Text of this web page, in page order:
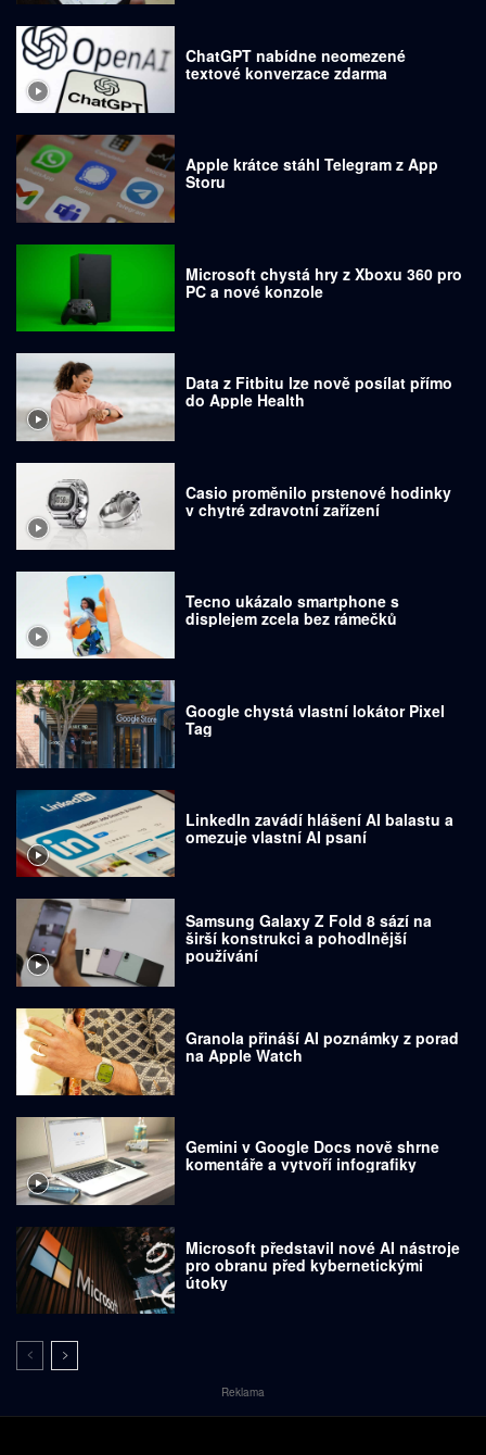
ChatGPT nabídne neomezené
textové konverzace zdarma
Apple krátce stáhl Telegram z App
Storu
Microsoft chystá hry z Xboxu 360 pro
PC a nové konzole
Data z Fitbitu lze nově posílat přímo
do Apple Health
Casio proměnilo prstenové hodinky
v chytré zdravotní zařízení
Tecno ukázalo smartphone s
displejem zcela bez rámečků
Google chystá vlastní lokátor Pixel
Tag
LinkedIn zavádí hlášení AI balastu a
omezuje vlastní AI psaní
Samsung Galaxy Z Fold 8 sází na
širší konstrukci a pohodlnější
používání
Granola přináší AI poznámky z porad
na Apple Watch
Gemini v Google Docs nově shrne
komentáře a vytvoří infografiky
Microsoft představil nové AI nástroje
pro obranu před kybernetickými
útoky
Reklama